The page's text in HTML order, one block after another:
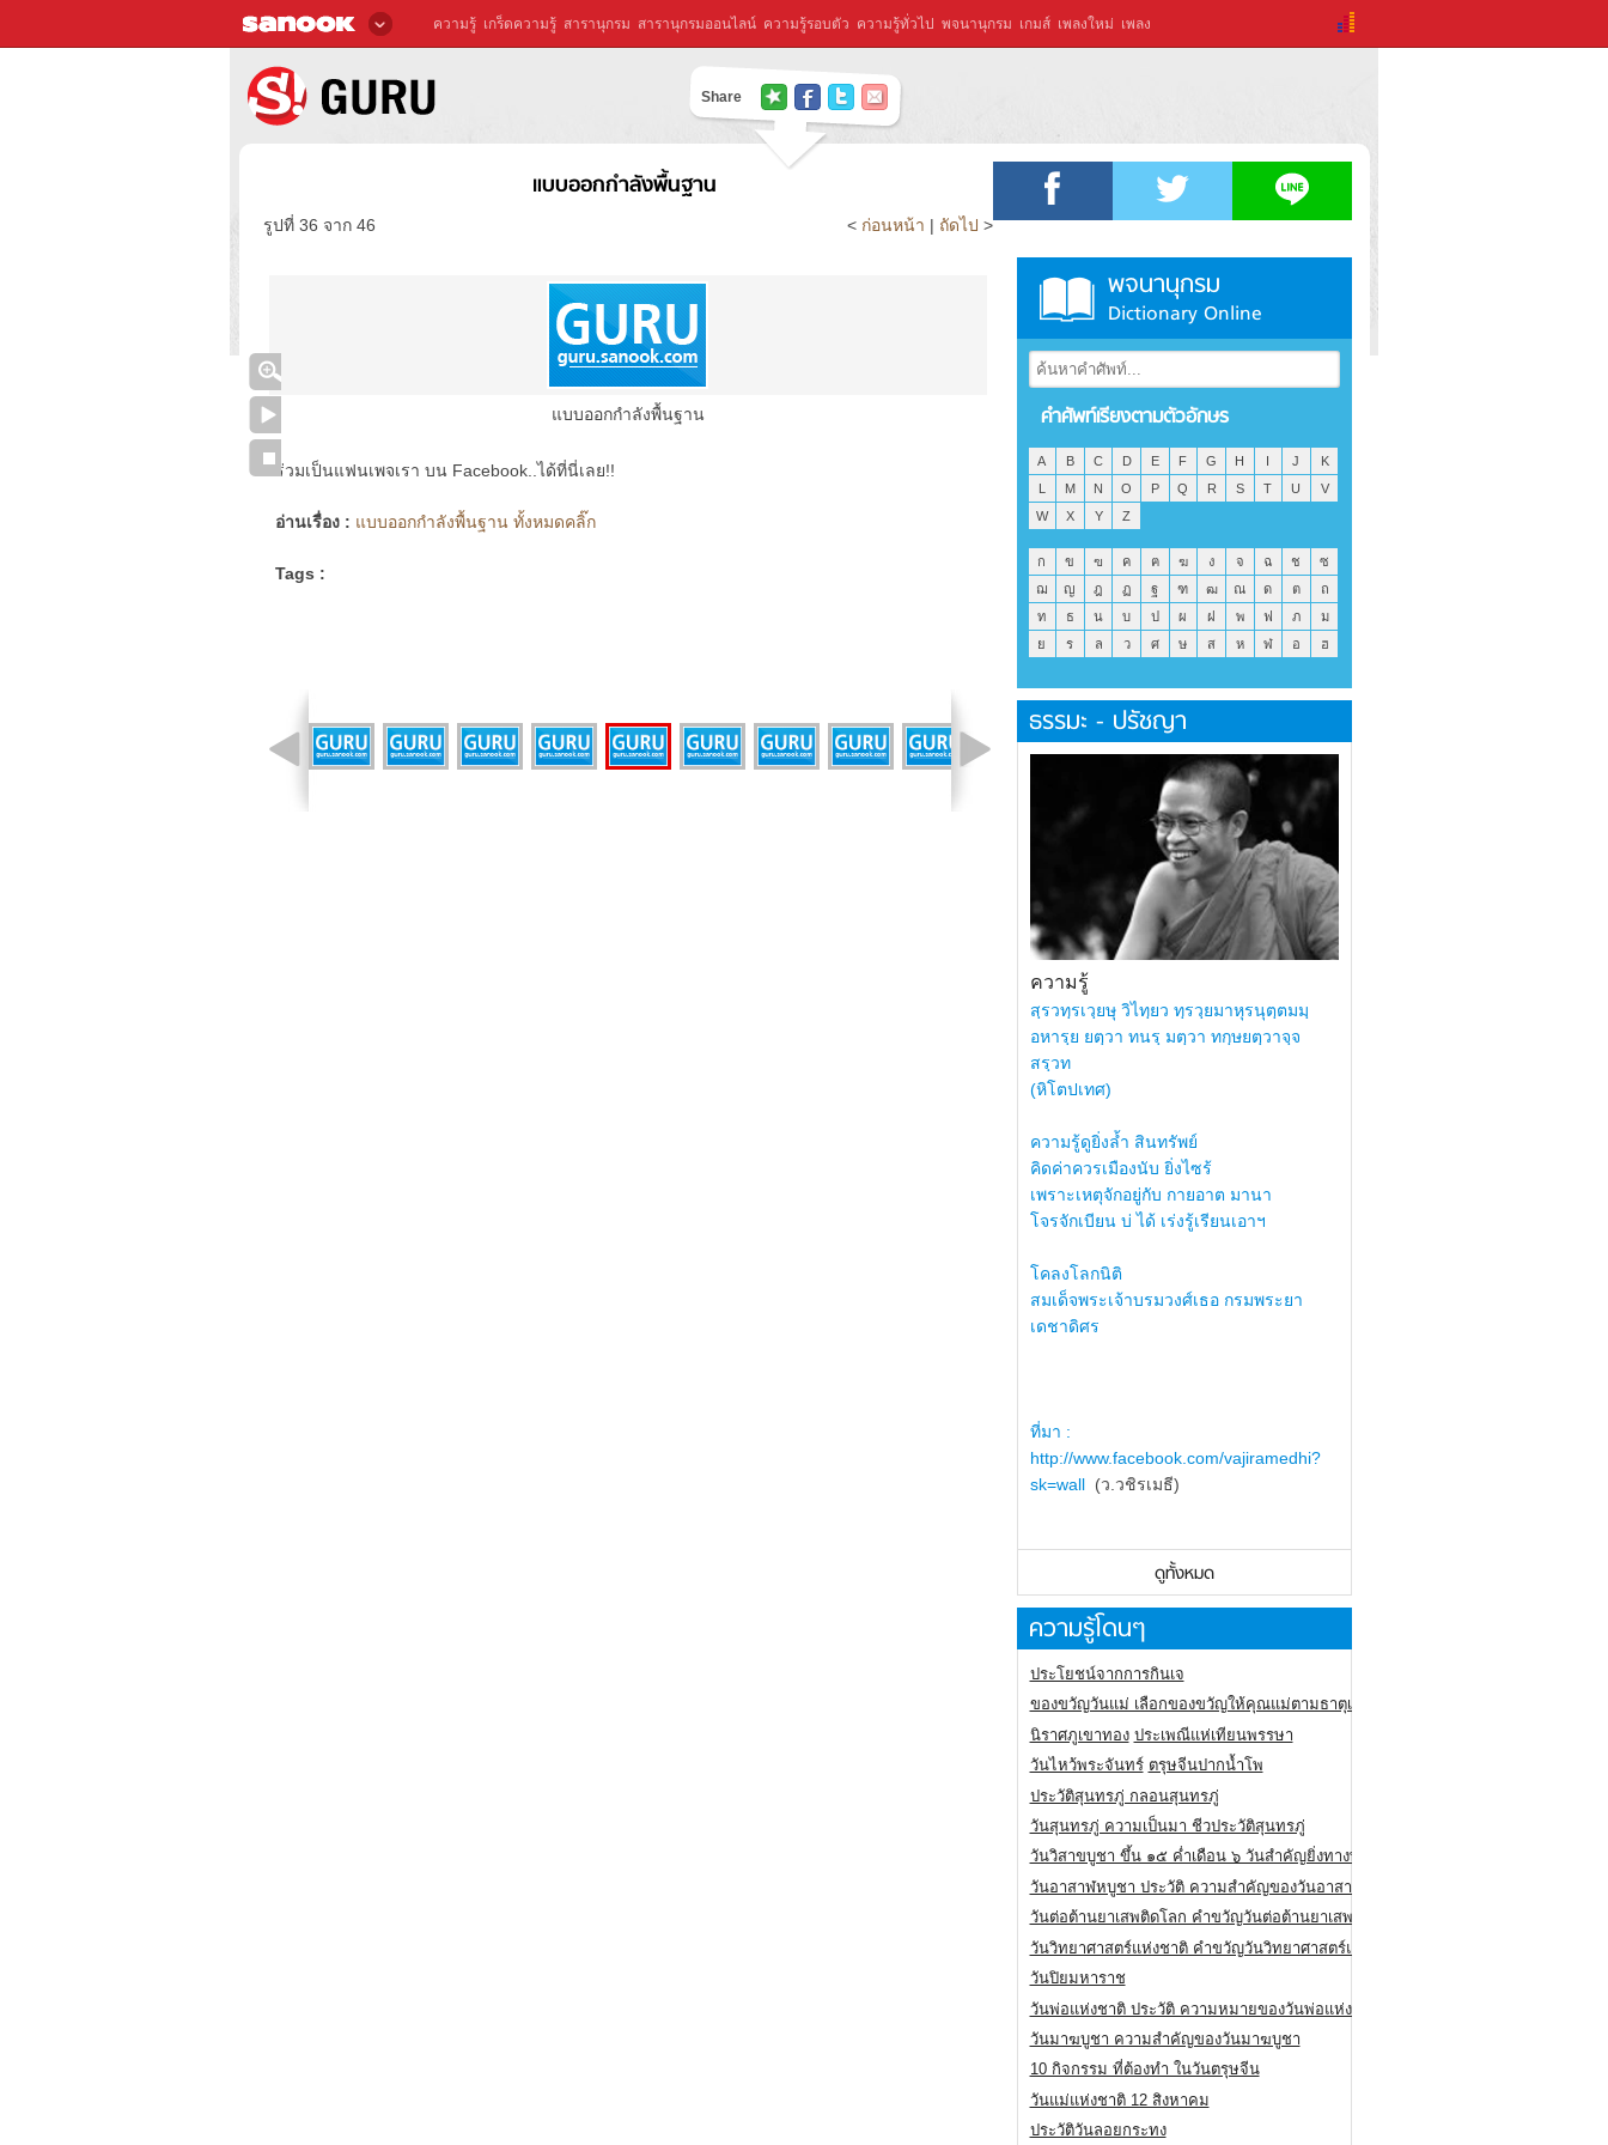
ความรู้ เกร็ดความรู้ สารานุกรม สารานุกรมออนไลน์ ความรู้รอบตัว ความรู้ทั่วไป พจนานุกรม เกมส์ เพลงใหม่ เพลง
Share
แบบออกกำลังพื้นฐาน
รูปที่ 36 จาก 46 < ก่อนหน้า | ถัดไป >
แบบออกกำลังพื้นฐาน
ร่วมเป็นแฟนเพจเรา บน Facebook..ได้ที่นี่เลย!!
อ่านเรื่อง : แบบออกกำลังพื้นฐาน ทั้งหมดคลิ๊ก
Tags :
พจนานุกรม
Dictionary Online
คำศัพท์เรียงตามตัวอักษร
A B C D E F G H I J
K
L
M N O P Q R S T U
V
W
X Y Z
ก ข ฃ ค ฅ ฆ ง จ ฉ ช
ซ
ฌ
ญ ฎ ฏ ฐ ฑ ฒ ณ ด ต
ถ
ท
ธ น บ ป ผ ฝ พ ฟ ภ
ม
ย
ร ล ว ศ ษ ส ห ฬ อ ฮ
ธรรมะ - ปรัชญา
ความรู้
สฺรวทฺรเวฺยษุ วิไทฺยว ทฺรวฺยมาหุรนุตฺตมมฺ
อหารฺย ยตฺวา ทนรฺ มตฺวา ทกฺษยตฺวาจฺจ
สรฺวท
(หิโตปเทศ)
ความรู้ดูยิ่งล้ำ สินทรัพย์
คิดค่าควรเมืองนับ ยิ่งไซร้
เพราะเหตุจักอยู่กับ กายอาต มานา
โจรจักเบียน บ่ ได้ เร่งรู้เรียนเอาฯ
โคลงโลกนิติ
สมเด็จพระเจ้าบรมวงศ์เธอ กรมพระยา
เดชาดิศร
ที่มา :
http://www.facebook.com/vajiramedhi?
sk=wall(ว.วชิรเมธี)
ดูทั้งหมด
ความรู้โดนๆ
ประโยชน์จากการกินเจ
ของขวัญวันแม่ เลือกของขวัญให้คุณแม่ตามธาตุเกิด
นิราศภูเขาทอง ประเพณีแห่เทียนพรรษา
วันไหว้พระจันทร์ ตรุษจีนปากน้ำโพ
ประวัติสุนทรภู่ กลอนสุนทรภู่
วันสุนทรภู่ ความเป็นมา ชีวประวัติสุนทรภู่
วันวิสาขบูชา ขึ้น ๑๕ ค่ำเดือน ๖ วันสำคัญยิ่งทางพระพุทธศาสนา
วันอาสาฬหบูชา ประวัติ ความสําคัญของวันอาสาฬหบูชา
วันต่อต้านยาเสพติดโลก คำขวัญวันต่อต้านยาเสพติดสากล
วันวิทยาศาสตร์แห่งชาติ คำขวัญวันวิทยาศาสตร์แห่งชาติ
วันปิยมหาราช
วันพ่อแห่งชาติ ประวัติ ความหมายของวันพ่อแห่งชาติ
วันมาฆบูชา ความสำคัญของวันมาฆบูชา
10 กิจกรรม ที่ต้องทำ ในวันตรุษจีน
วันแม่แห่งชาติ 12 สิงหาคม
ประวัติวันลอยกระทง